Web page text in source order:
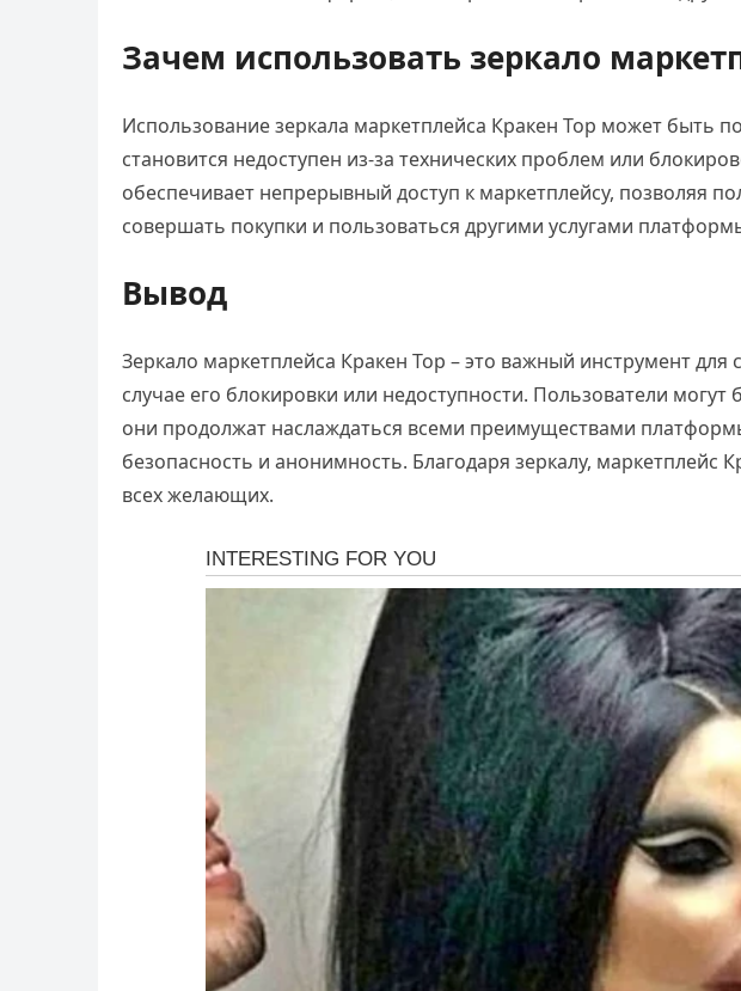
Зачем использовать зеркало
Использование зеркала маркетплейса Кракен Тор может быть
становится недоступен из-за технических проблем или
обеспечивает непрерывный доступ к маркетплейсу, позволяя
совершать покупки и пользоваться другими услугами
Вывод
Зеркало маркетплейса Кракен Тор – это важный инструмент для
случае его блокировки или недоступности. Пользователи
они продолжат наслаждаться всеми преимуществами
безопасность и анонимность. Благодаря зеркалу, маркетплейс
всех желающих.